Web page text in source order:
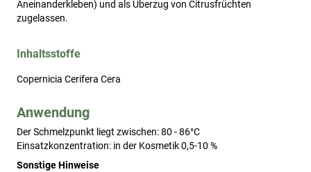
Aneinanderkleben) und als Überzug von Citrusfrüchten
zugelassen.
Inhaltsstoffe
Copernicia Cerifera Cera
Anwendung
Der Schmelzpunkt liegt zwischen: 80 - 86°C
Einsatzkonzentration: in der Kosmetik 0,5-10 %
Sonstige Hinweise